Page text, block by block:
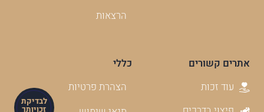
לבדיקת
זכויותך
הרצאות
אתרים קשורים
עוד זכות
כללי
הצהרת פרטיות